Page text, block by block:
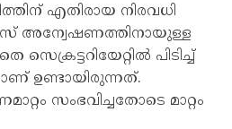
എതിരായ നിരവധി
അന്വേഷണത്തിനായുള്ള
പിടിച്ച്
ഉണ്ടായിരുന്നത്.
സംഭവിച്ചതോടെ മാറ്റം